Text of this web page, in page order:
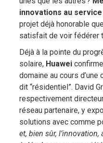
innovations au
projet déjà honorable
satisfait de voir fédérer
Déjà à la pointe du
solaire, Huawei
domaine au cours
dit “résidentiel”. David
respectivement
réseau partenaire, y
solutions avec comme
et, bien sûr,